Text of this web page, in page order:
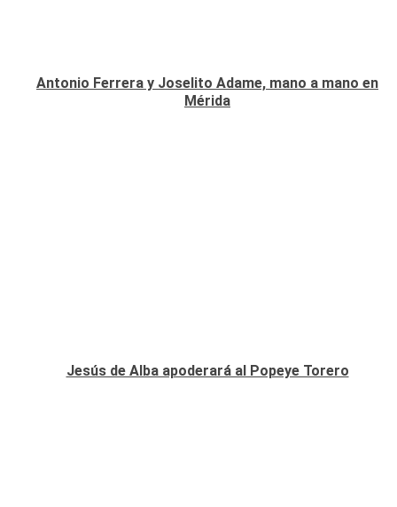
Antonio Ferrera y Joselito Adame, mano a mano en
Mérida
Jesús de Alba apoderará al Popeye Torero